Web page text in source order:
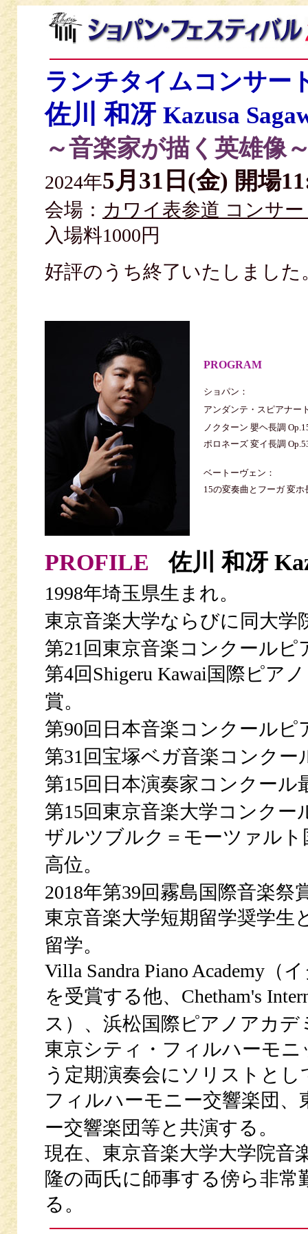
ランチタイムコンサー
佐川 和冴 Kazusa
～音楽家が描く英雄像
2024年5月31日(金) 開場
会場： カワイ表参道 コンサ
入場料1000円
好評のうち終了いたしまし
PROGRAM
ショパン：
アンダンテ・スピアナー
ノクターン 嬰ヘ長調
ポロネーズ 変イ長調
ベートーヴェン：
15の変奏曲とフーガ 変
PROFILE 佐川 和冴
1998年埼玉県生まれ。
東京音楽大学ならびに同大学
第21回東京音楽コンクール
第4回Shigeru Kawai国際ピア
賞。
第90回日本音楽コンクールピ
第31回宝塚ベガ音楽コンクー
第15回日本演奏家コンクール
第15回東京音楽大学コンク
ザルツブルク＝モーツァルト
高位。
2018年第39回霧島国際音楽祭
東京音楽大学短期留学奨学
留学。
Villa Sandra Piano Academy
を受賞する他、Chetham's
ス）、浜松国際ピアノアカ
東京シティ・フィルハーモ
う定期演奏会にソリストと
フィルハーモニー交響楽団
ー交響楽団等と共演する。
現在、東京音楽大学大学院音
隆の両氏に師事する傍ら非
る。